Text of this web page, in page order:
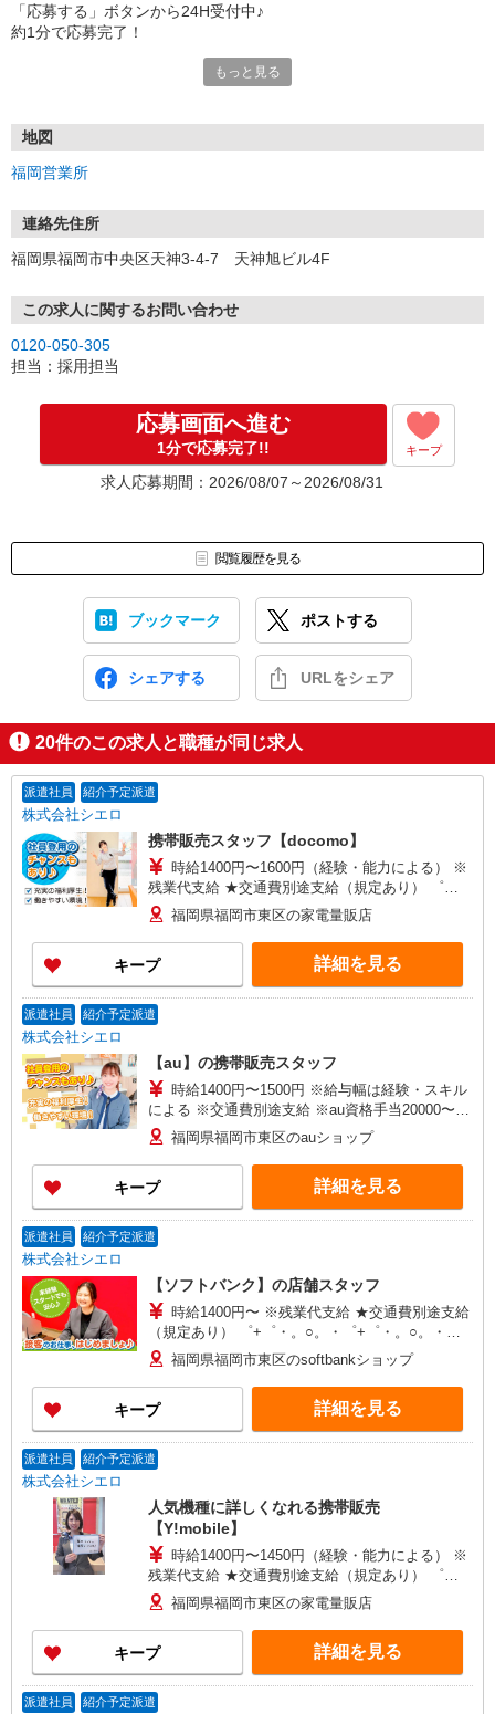
「応募する」ボタンから24H受付中♪
約1分で応募完了！
①応募から3営業日を目安に、メールorお電話でご連絡します。
★スマホでWEB面接（LINEなど）・出張面接・事務所面接と選べま
す
③面接実施（履歴書不要）
※ご希望があれば、職場見学の調整もOKです！
お気軽にご応募ください♪
もっと見る
地図
福岡営業所
連絡先住所
福岡県福岡市中央区天神3-4-7 天神旭ビル4F
この求人に関するお問い合わせ
0120-050-305
担当：採用担当
応募画面へ進む
1分で応募完了!! キープ
求人応募期間：2026/08/07～2026/08/31
閲覧履歴を見る
ブックマーク ポストする
シェアする URLをシェア
20件のこの求人と職種が同じ求人
派遣社員 紹介予定派遣
株式会社シエロ
携帯販売スタッフ【docomo】
時給1400円〜1600円（経験・能力による） ※
残業代支給 ★交通費別途支給（規定あり） ゜
+゜・。○。・゜+゜・。○。・゜+゜ 入社祝い金10
万円支給(規定有) お友達を紹介頂くと, インセンテ
ィブ支給(規定有) ★月2回払い・週払い可能（規程
有）★ ゜・。○。・゜+゜・。○。・゜+゜
福岡県福岡市東区の家電量販店
キープ 詳細を見る
派遣社員 紹介予定派遣
株式会社シエロ
【au】の携帯販売スタッフ
時給1400円〜1500円 ※給与幅は経験・スキル
による ※交通費別途支給 ※au資格手当20000〜
60000円/月 ※残業代支給 ★交通費別途支給（規定
あり） ゜+゜・。○。・゜+゜・。○。・゜+゜ 入
社祝い金10万円支給(規定有) お友達を紹介頂くと,
インセンティブ支給(規定有) ★月2回払い・週払い
可能（規程有）★ ゜・。○。・゜+゜・。○。・゜
+゜
福岡県福岡市東区のauショップ
キープ 詳細を見る
派遣社員 紹介予定派遣
株式会社シエロ
【ソフトバンク】の店舗スタッフ
時給1400円〜 ※残業代支給 ★交通費別途支給
（規定あり） ゜+゜・。○。・゜+゜・。○。・゜
+゜ 入社祝い金10万円支給(規定有) お友達を紹介
頂くと, インセンティブ支給(規定有) ★月2回払
い・週払い可能（規程有）★ ゜・。○。・゜
+゜・。○。・゜+゜
福岡県福岡市東区のsoftbankショップ
キープ 詳細を見る
派遣社員 紹介予定派遣
株式会社シエロ
人気機種に詳しくなれる携帯販売
【Y!mobile】
時給1400円〜1450円（経験・能力による） ※
残業代支給 ★交通費別途支給（規定あり） ゜
+゜・。○。・゜+゜・。○。・゜+゜ 入社祝い金10
万円支給(規定有) お友達を紹介頂くと, インセンテ
ィブ支給(規定有) ★月2回払い・週払い可能（規程
有）★ ゜・。○。・゜+゜・。○。・゜+゜
福岡県福岡市東区の家電量販店
キープ 詳細を見る
派遣社員 紹介予定派遣